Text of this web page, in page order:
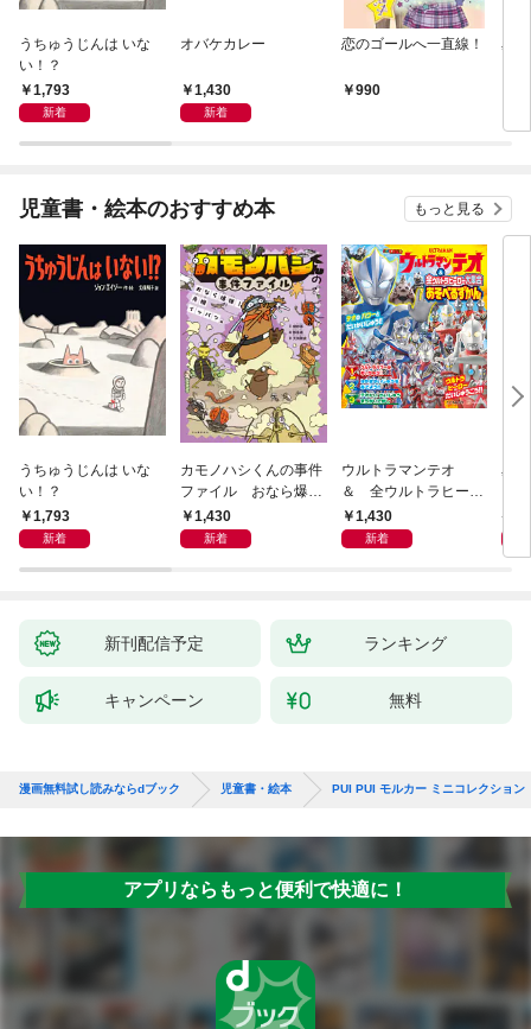
うちゅうじんは いな
い！？
1,793
新着
オバケカレー
1,430
新着
恋のゴールへ一直線！
990
星
児童書・絵本のおすすめ本 もっと見る
うちゅうじんは いな
い！？
1,793
新着
カモノハシくんの事件
ファイル おなら爆
弾！ 危機イッパツ編
1,430
新着
ウルトラマンテオ
＆ 全ウルトラヒーロ
ー大集合 あそべるず
かん
1,430
新着
星
新刊配信予定 ランキング
キャンペーン 無料
漫画無料試し読みならdブック 児童書・絵本 PUI PUI モルカー ミニコレクショ
アプリならもっと便利で快適に！